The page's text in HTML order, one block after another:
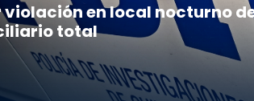
en local nocturno
total